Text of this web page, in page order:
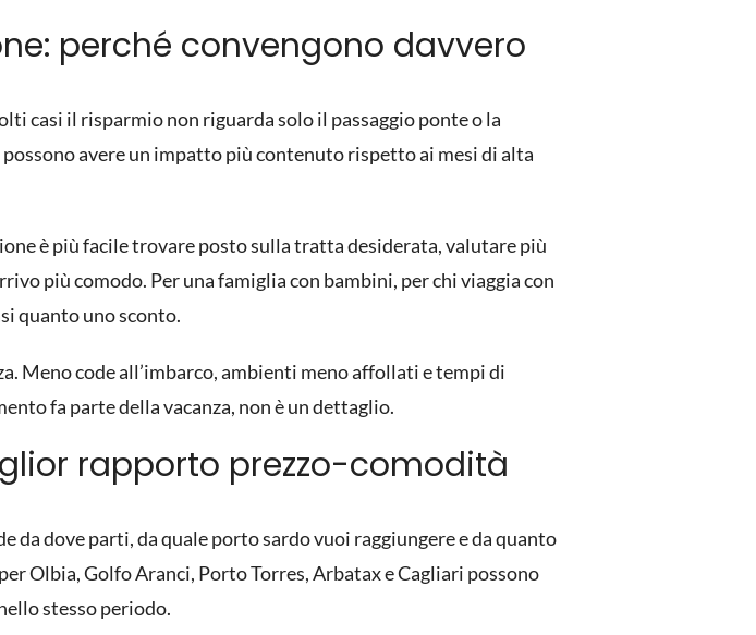
perché convengono davvero
casi il risparmio non riguarda solo il passaggio ponte o la
avere un impatto più contenuto rispetto ai mesi di alta
è più facile trovare posto sulla tratta desiderata, valutare più
più comodo. Per una famiglia con bambini, per chi viaggia con
quanto uno sconto.
Meno code all’imbarco, ambienti meno affollati e tempi di
fa parte della vacanza, non è un dettaglio.
rapporto prezzo-comodità
da dove parti, da quale porto sardo vuoi raggiungere e da quanto
Olbia, Golfo Aranci, Porto Torres, Arbatax e Cagliari possono
stesso periodo.